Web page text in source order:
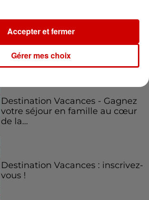
Le Duel - Gagnez vos entrées
pour l'un des zoos de nos
régions !
Destination Vacances - Gagnez
votre séjour en famille au cœur
de la...
Destination Vacances : inscrivez-
vous !
Gérer mes choix
Accepter et fermer